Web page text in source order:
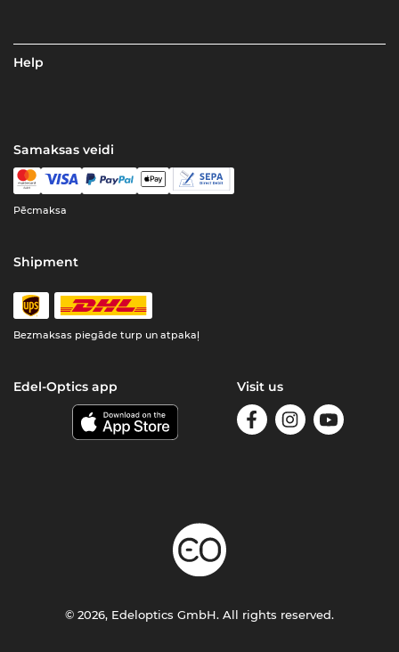
Help
Samaksas veidi
Pēcmaksa
Shipment
Bezmaksas piegāde turp un atpakaļ
Edel-Optics app Visit us
© 2026, Edeloptics GmbH. All rights reserved.